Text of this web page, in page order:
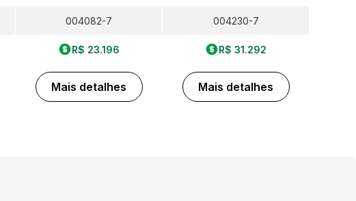
004082-7
R$ 23.196
Mais detalhes
004230-7
R$ 31.292
Mais detalhes